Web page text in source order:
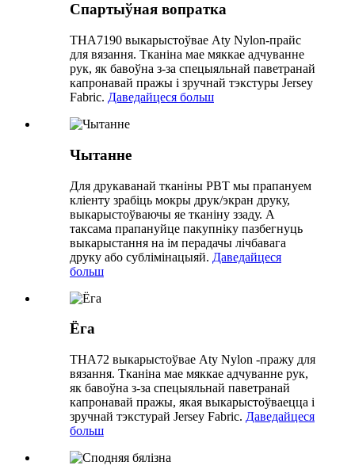
Спартыўная вопратка
THA7190 выкарыстоўвае Aty Nylon-прайс
для вязання. Тканіна мае мяккае адчуванне
рук, як бавоўна з-за спецыяльнай паветранай
капронавай пражы і зручнай тэкстуры Jersey
Fabric. Даведайцеся больш
Чытанне
Для друкаванай тканіны PBT мы прапануем
кліенту зрабіць мокры друк/экран друку,
выкарыстоўваючы яе тканіну ззаду. А
таксама прапануйце пакупніку пазбегнуць
выкарыстання на ім перадачы лічбавага
друку або сублімінацыяй. Даведайцеся
больш
Ёга
THA72 выкарыстоўвае Aty Nylon -пражу для
вязання. Тканіна мае мяккае адчуванне рук,
як бавоўна з-за спецыяльнай паветранай
капронавай пражы, якая выкарыстоўваецца і
зручнай тэкстурай Jersey Fabric. Даведайцеся
больш